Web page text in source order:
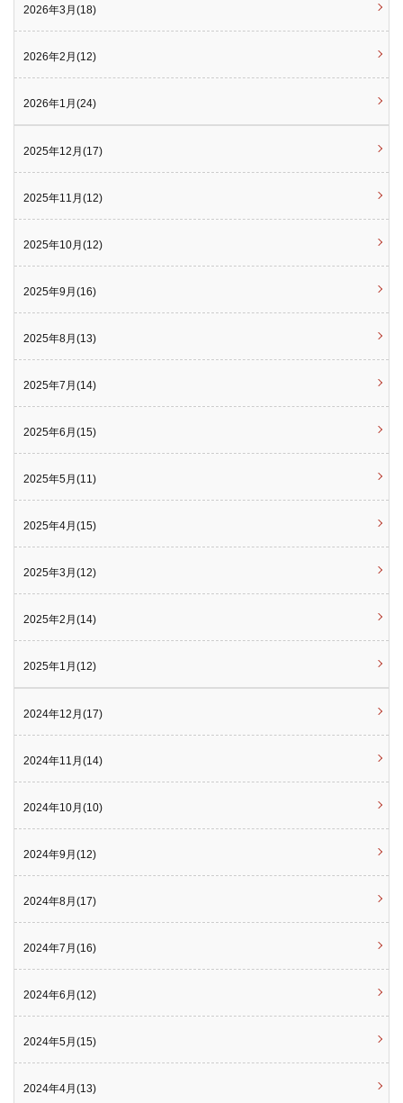
2026年3月(18)
2026年2月(12)
2026年1月(24)
2025年12月(17)
2025年11月(12)
2025年10月(12)
2025年9月(16)
2025年8月(13)
2025年7月(14)
2025年6月(15)
2025年5月(11)
2025年4月(15)
2025年3月(12)
2025年2月(14)
2025年1月(12)
2024年12月(17)
2024年11月(14)
2024年10月(10)
2024年9月(12)
2024年8月(17)
2024年7月(16)
2024年6月(12)
2024年5月(15)
2024年4月(13)